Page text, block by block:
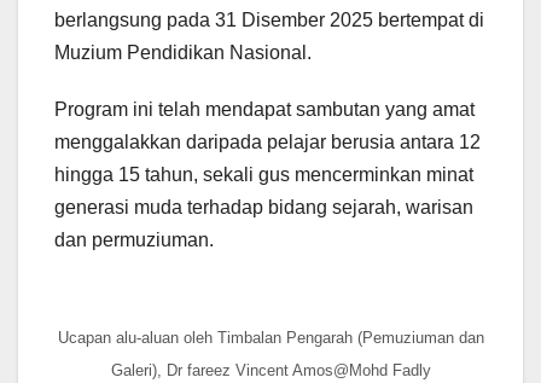
berlangsung pada 31 Disember 2025 bertempat di
Muzium Pendidikan Nasional.
Program ini telah mendapat sambutan yang amat
menggalakkan daripada pelajar berusia antara 12
hingga 15 tahun, sekali gus mencerminkan minat
generasi muda terhadap bidang sejarah, warisan
dan permuziuman.
Ucapan alu-aluan oleh Timbalan Pengarah (Pemuziuman dan
Galeri), Dr fareez Vincent Amos@Mohd Fadly